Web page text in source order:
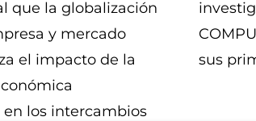
que la globalización
y mercado
el impacto de la
los intercambios
sus